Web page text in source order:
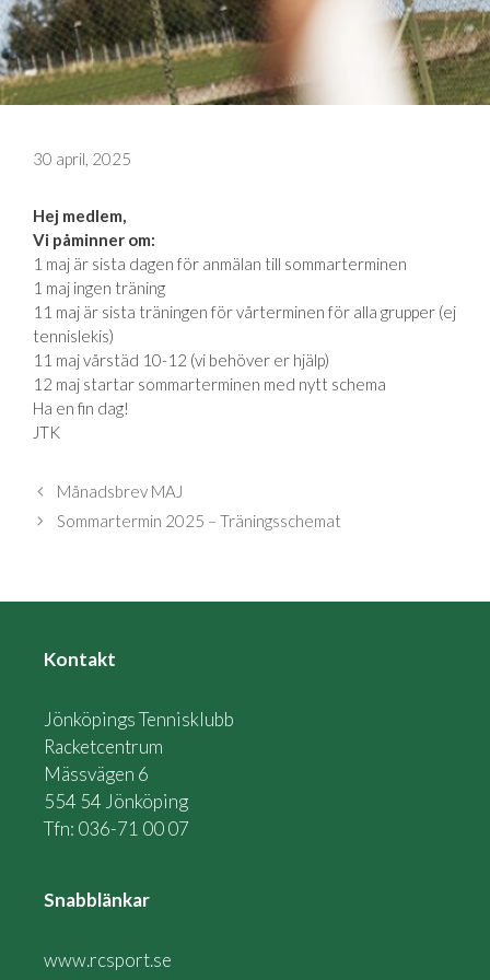
30 april, 2025
Hej medlem,
Vi påminner om:
1 maj är sista dagen för anmälan till sommarterminen
1 maj ingen träning
11 maj är sista träningen för vårterminen för alla grupper (ej
tennislekis)
11 maj vårstäd 10-12 (vi behöver er hjälp)
12 maj startar sommarterminen med nytt schema
Ha en fin dag!
JTK
Månadsbrev MAJ
Sommartermin 2025 – Träningsschemat
Kontakt
Jönköpings Tennisklubb
Racketcentrum
Mässvägen 6
554 54 Jönköping
Tfn: 036-71 00 07
Snabblänkar
www.rcsport.se